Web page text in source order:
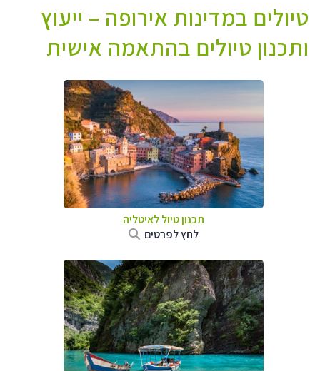
טיולים במדינות אירופה – ייעוץ
ותכנון טיולים בהתאמה אישית
תכנון טיול לאיטליה
לחץ לפרטים